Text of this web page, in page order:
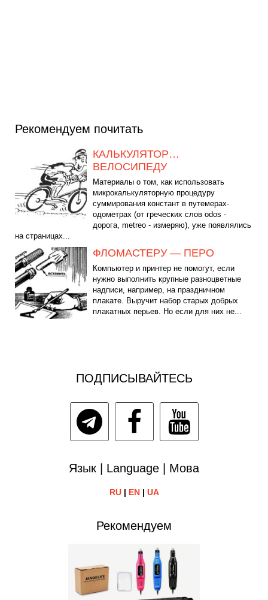
Рекомендуем почитать
КАЛЬКУЛЯТОР…
ВЕЛОСИПЕДУ
Материалы о том, как использовать
микрокалькуляторную процедуру
суммирования констант в путемерах-
одометрах (от греческих слов odos -
дорога, metreo - измеряю), уже появлялись
на страницах...
ФЛОМАСТЕРУ — ПЕРО
Компьютер и принтер не помогут, если
нужно выполнить крупные разноцветные
надписи, например, на праздничном
плакате. Выручит набор старых добрых
плакатных перьев. Но если для них не...
ПОДПИСЫВАЙТЕСЬ
Язык | Language | Мова
RU| EN| UA
Рекомендуем